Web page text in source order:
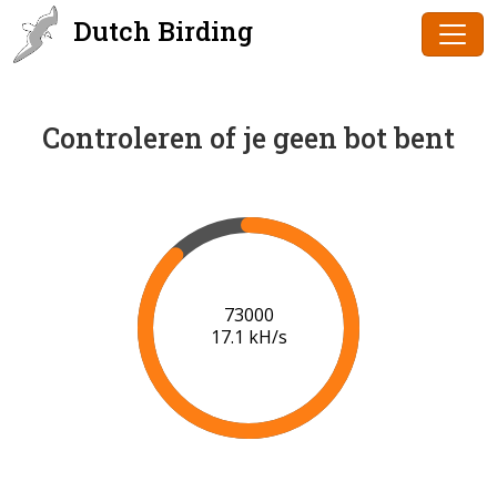
Dutch Birding
Controleren of je geen bot bent
75000
17.2 kH/s